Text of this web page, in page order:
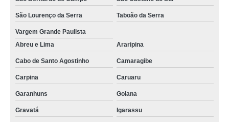
quanto custa tela clarinet para plantas Nossa Senhora da Glória
tela clarinet para plantas Mâncio Lima
tela ráfia branca Chapecó
quanto custa tela de proteção redutora térmica Parintins
quanto custa tela sombreamento vermelha Primavera do Leste
São Lourenço da Serra Taboão da Serra
Vargem Grande Paulista
Abreu e Lima
Araripina
Cabo de Santo Agostinho Camaragibe
Carpina Caruaru
Garanhuns Goiana
Gravatá Igarassu